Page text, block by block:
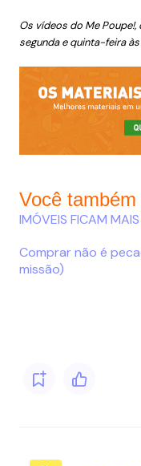
Os vídeos do Me
segunda e quinta-feira às
Você
IMÓVEIS FICAM
Comprar não é
missão)